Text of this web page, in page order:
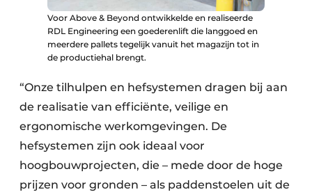
Voor Above & Beyond ontwikkelde en realiseerde
RDL Engineering een goederenlift die langgoed en
meerdere pallets tegelijk vanuit het magazijn tot in
de productiehal brengt.
“Onze tilhulpen en hefsystemen dragen bij aan
de realisatie van efficiënte, veilige en
ergonomische werkomgevingen. De
hefsystemen zijn ook ideaal voor
hoogbouwprojecten, die – mede door de hoge
prijzen voor gronden – als paddenstoelen uit de